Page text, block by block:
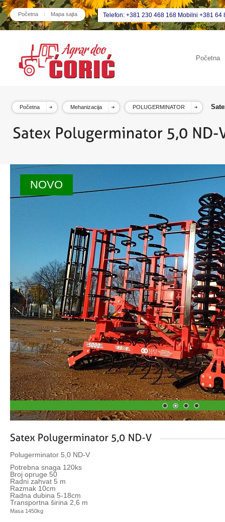
Početna Mapa sajta Telefon: +381 230 468 168 Mobilni +381 64
Početna
Početna Mehanizacija POLUGERMINATOR
NOVO
Polugerminator 5,0 ND-V
Potrebna snaga 120ks
Broj opruge 50
Radni zahvat 5 m
Razmak 10cm
Radna dubina 5-18cm
Transportna širina 2,6 m
Masa 1450kg